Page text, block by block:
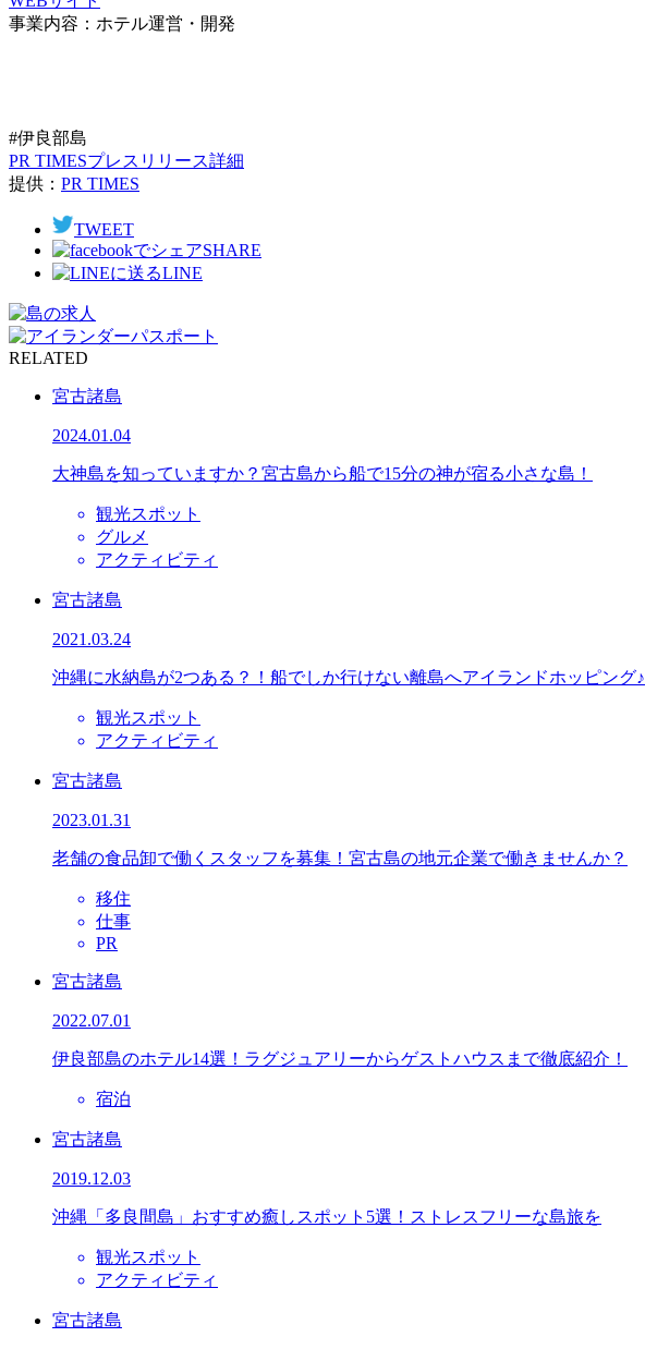
事業内容：ホテル運営・開発
#伊良部島
PR TIMESプレスリリース詳細
提供： PR TIMES
TWEET
SHARE
LINE
RELATED
宮古諸島
2024.01.04
大神島を知っていますか？宮古島から船で15分の神が宿る小さな島！
観光スポット
グルメ
アクティビティ
宮古諸島
2021.03.24
沖縄に水納島が2つある？！船でしか行けない離島へアイランドホッピング♪
観光スポット
アクティビティ
宮古諸島
2023.01.31
老舗の食品卸で働くスタッフを募集！宮古島の地元企業で働きませんか？
移住
仕事
PR
宮古諸島
2022.07.01
伊良部島のホテル14選！ラグジュアリーからゲストハウスまで徹底紹介！
宿泊
宮古諸島
2019.12.03
沖縄「多良間島」おすすめ癒しスポット5選！ストレスフリーな島旅を
観光スポット
アクティビティ
宮古諸島